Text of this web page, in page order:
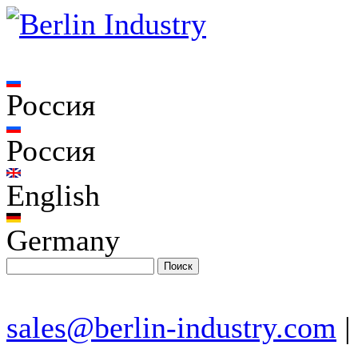
Россия
Россия
English
Germany
sales@berlin-industry.com |